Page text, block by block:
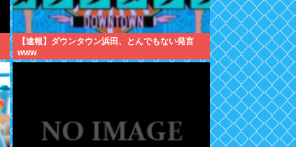
【速報】ダウンタウン浜田、とんでもない発言
www